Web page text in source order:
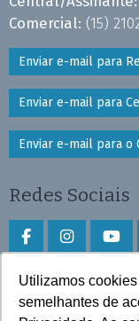
Utilizamos
semelhantes de
Comercial: (15)
Enviar e-mail para
Enviar e-mail para
Enviar e-mail para o
Redes Sociais
Faça download